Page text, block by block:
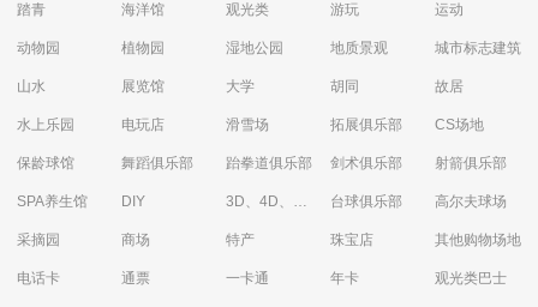
踏青 海洋馆 观光类 游玩 运动
动物园 植物园 湿地公园 地质景观 城市标志建筑
山水 展览馆 大学 胡同 故居
水上乐园 电玩店 滑雪场 拓展俱乐部 CS场地
保龄球馆 舞蹈俱乐部 跆拳道俱乐部 剑术俱乐部 射箭俱乐部
SPA养生馆 DIY 3D、4D、5D艺术体验馆 台球俱乐部 高尔夫球场
采摘园 商场 特产 珠宝店 其他购物场地
电话卡 通票 一卡通 年卡 观光类巴士